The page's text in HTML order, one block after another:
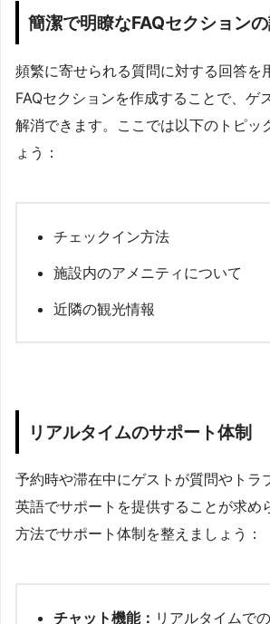
簡潔で明瞭なFAQセクション
頻繁に寄せられる質問に対する回答を
FAQセクションを作成することで、ゲ
解消できます。ここでは以下のトピッ
ょう：
チェックイン方法
施設内のアメニティについて
近隣の観光情報
リアルタイムのサポート体制
予約時や滞在中にゲストが質問やトラ
英語でサポートを提供することが求め
方法でサポート体制を整えましょう：
チャット機能： リアルタイムで